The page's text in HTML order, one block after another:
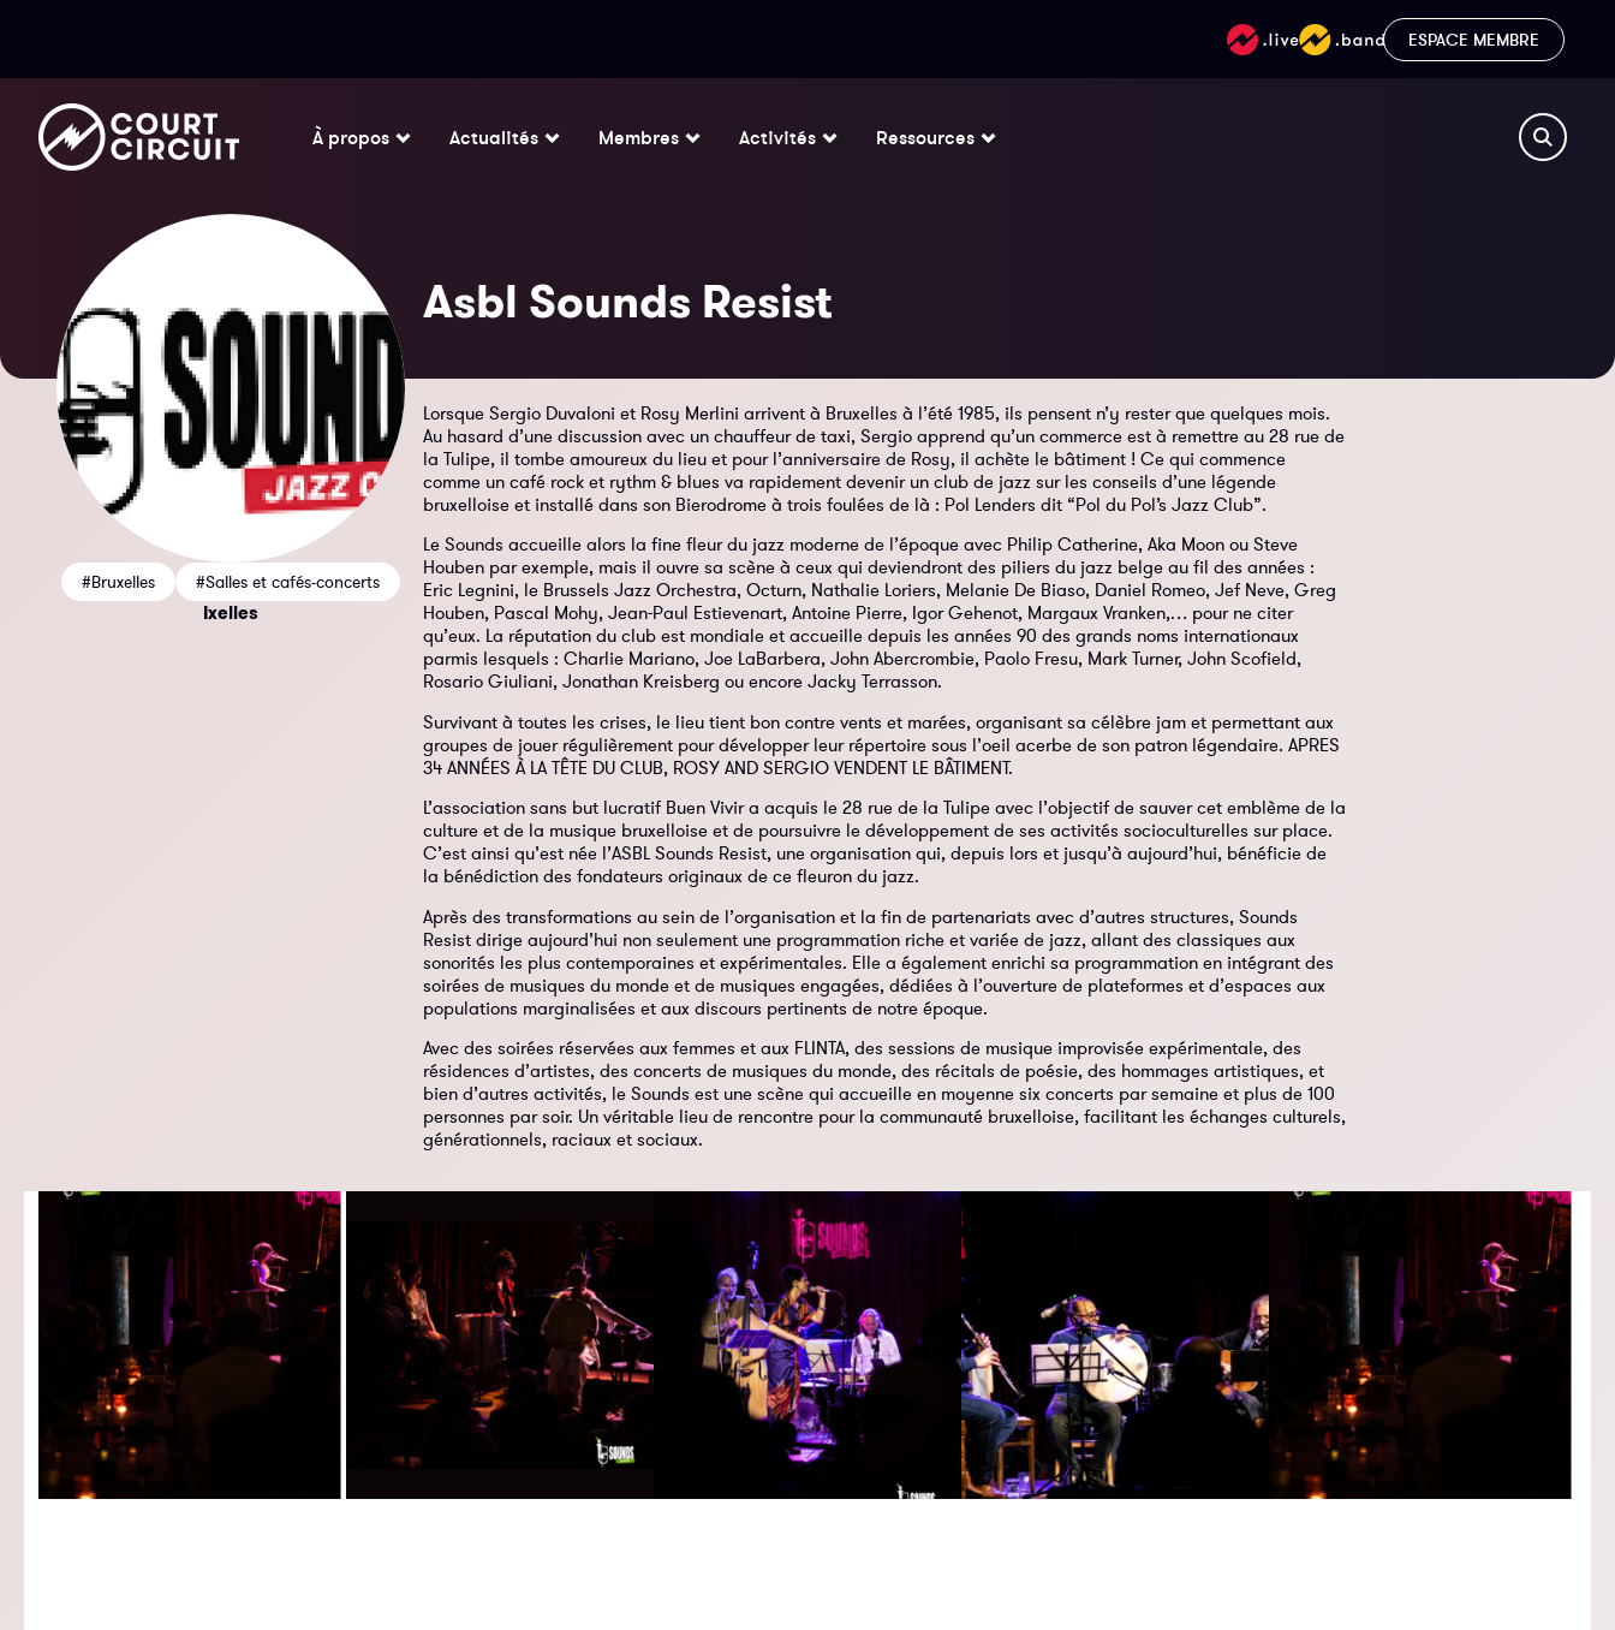
ESPACE MEMBRE
À propos Actualités Membres Activités Ressources
#Bruxelles #Salles et cafés-concerts
Ixelles
Asbl Sounds Resist
Lorsque Sergio Duvaloni et Rosy Merlini arrivent à Bruxelles à l’été 1985, ils pensent n’y rester que quelques mois.
Au hasard d’une discussion avec un chauffeur de taxi, Sergio apprend qu’un commerce est à remettre au 28 rue de
la Tulipe, il tombe amoureux du lieu et pour l’anniversaire de Rosy, il achète le bâtiment ! Ce qui commence
comme un café rock et rythm & blues va rapidement devenir un club de jazz sur les conseils d’une légende
bruxelloise et installé dans son Bierodrome à trois foulées de là : Pol Lenders dit “Pol du Pol’s Jazz Club”.
Le Sounds accueille alors la fine fleur du jazz moderne de l’époque avec Philip Catherine, Aka Moon ou Steve
Houben par exemple, mais il ouvre sa scène à ceux qui deviendront des piliers du jazz belge au fil des années :
Eric Legnini, le Brussels Jazz Orchestra, Octurn, Nathalie Loriers, Melanie De Biaso, Daniel Romeo, Jef Neve, Greg
Houben, Pascal Mohy, Jean-Paul Estievenart, Antoine Pierre, Igor Gehenot, Margaux Vranken,… pour ne citer
qu’eux. La réputation du club est mondiale et accueille depuis les années 90 des grands noms internationaux
parmis lesquels : Charlie Mariano, Joe LaBarbera, John Abercrombie, Paolo Fresu, Mark Turner, John Scofield,
Rosario Giuliani, Jonathan Kreisberg ou encore Jacky Terrasson.
Survivant à toutes les crises, le lieu tient bon contre vents et marées, organisant sa célèbre jam et permettant aux
groupes de jouer régulièrement pour développer leur répertoire sous l’oeil acerbe de son patron légendaire. APRES
34 ANNÉES À LA TÊTE DU CLUB, ROSY AND SERGIO VENDENT LE BÂTIMENT.
L’association sans but lucratif Buen Vivir a acquis le 28 rue de la Tulipe avec l’objectif de sauver cet emblème de la
culture et de la musique bruxelloise et de poursuivre le développement de ses activités socioculturelles sur place.
C’est ainsi qu’est née l’ASBL Sounds Resist, une organisation qui, depuis lors et jusqu’à aujourd’hui, bénéficie de
la bénédiction des fondateurs originaux de ce fleuron du jazz.
Après des transformations au sein de l’organisation et la fin de partenariats avec d’autres structures, Sounds
Resist dirige aujourd’hui non seulement une programmation riche et variée de jazz, allant des classiques aux
sonorités les plus contemporaines et expérimentales. Elle a également enrichi sa programmation en intégrant des
soirées de musiques du monde et de musiques engagées, dédiées à l’ouverture de plateformes et d’espaces aux
populations marginalisées et aux discours pertinents de notre époque.
Avec des soirées réservées aux femmes et aux FLINTA, des sessions de musique improvisée expérimentale, des
résidences d’artistes, des concerts de musiques du monde, des récitals de poésie, des hommages artistiques, et
bien d’autres activités, le Sounds est une scène qui accueille en moyenne six concerts par semaine et plus de 100
personnes par soir. Un véritable lieu de rencontre pour la communauté bruxelloise, facilitant les échanges culturels,
générationnels, raciaux et sociaux.